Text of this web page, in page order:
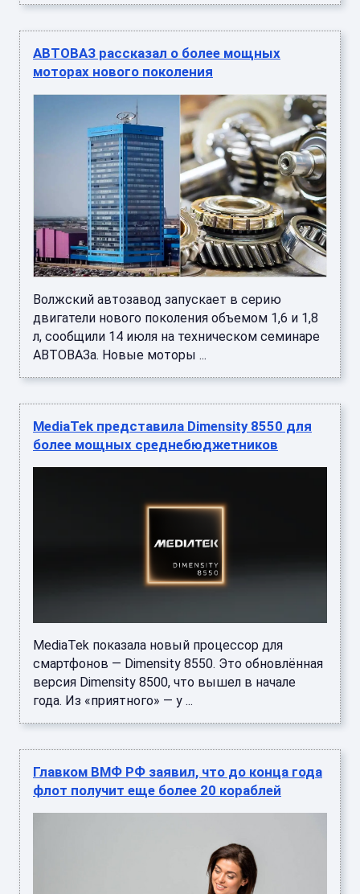
АВТОВАЗ рассказал о более мощных
моторах нового поколения
Волжский автозавод запускает в серию
двигатели нового поколения объемом 1,6 и 1,8
л, сообщили 14 июля на техническом семинаре
АВТОВАЗа. Новые моторы ...
MediaTek представила Dimensity 8550 для
более мощных среднебюджетников
MediaTek показала новый процессор для
смартфонов — Dimensity 8550. Это обновлённая
версия Dimensity 8500, что вышел в начале
года. Из «приятного» — у ...
Главком ВМФ РФ заявил, что до конца года
флот получит еще более 20 кораблей